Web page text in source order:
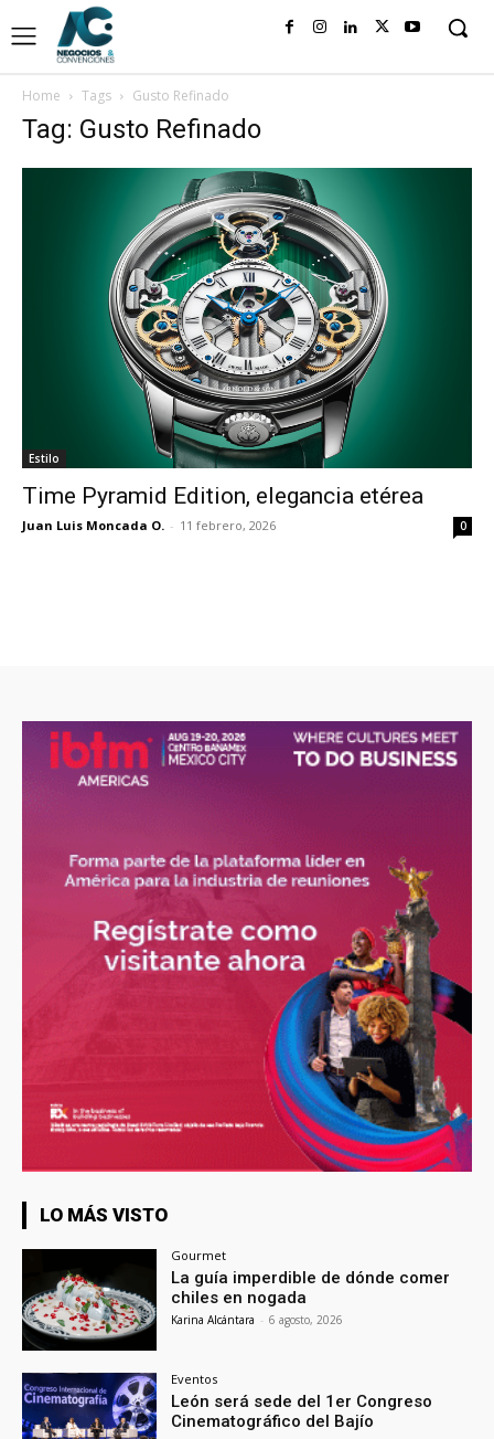
Home Tags Gusto Refinado
Tag: Gusto Refinado
Estilo
Time Pyramid Edition, elegancia etérea
Juan Luis Moncada O. - 11 febrero, 2026 0
LO MÁS VISTO
Gourmet
La guía imperdible de dónde comer
chiles en nogada
Karina Alcántara - 6 agosto, 2026
Eventos
León será sede del 1er Congreso
Cinematográfico del Bajío